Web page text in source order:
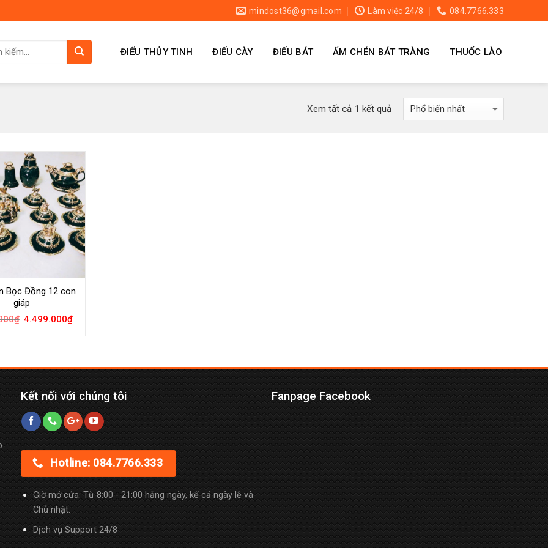
mindost36@gmail.com Làm việc 24/8 084.7766.333
ĐIẾU THỦY TINH ĐIẾU CÀY ĐIẾU BÁT ẤM CHÉN BÁT TRÀNG THUỐC LÀO
Xem tất cả 1 kết quả
Bọc Đồng 12 con
giáp
₫ 4.499.000₫
Kết nối với chúng tôi
Hotline: 084.7766.333
Giờ mở cửa: Từ 8:00 - 21:00 hằng ngày, kể cả ngày lễ và
Chủ nhật.
Dịch vụ Support 24/8
Fanpage Facebook